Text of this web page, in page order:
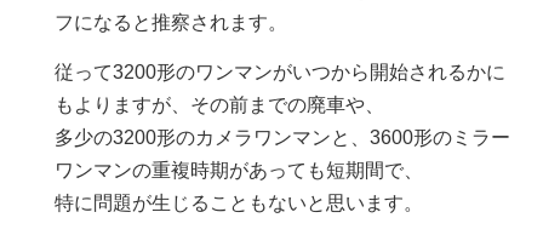
フになると推察されます。
従って3200形のワンマンがいつから開始されるかに
もよりますが、その前までの廃車や、
多少の3200形のカメラワンマンと、3600形のミラー
ワンマンの重複時期があっても短期間で、
特に問題が生じることもないと思います。